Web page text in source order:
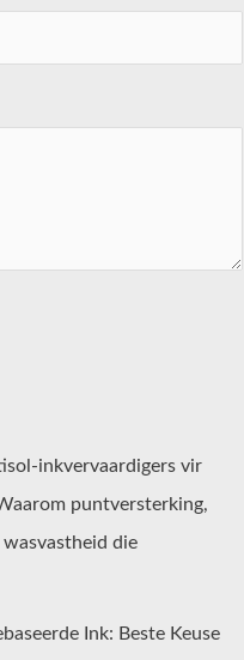
inkvervaardigers vir
puntversterking,
die
Ink: Beste Keuse